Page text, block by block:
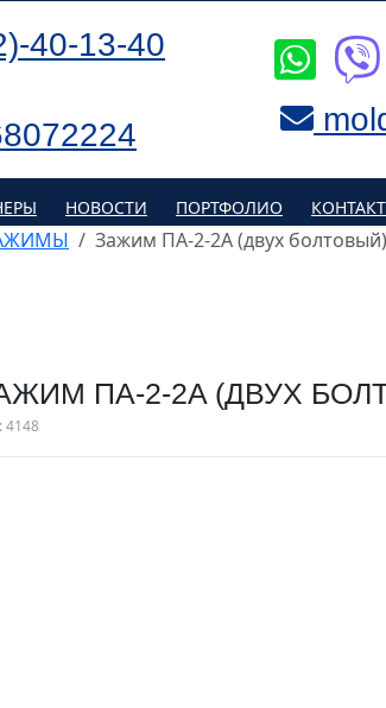
40-13-40
НОВОСТИ ПОРТФОЛИО
Зажим ПA-2-2A (двух болтовый)
ПA-2-2A (ДВУХ
4148